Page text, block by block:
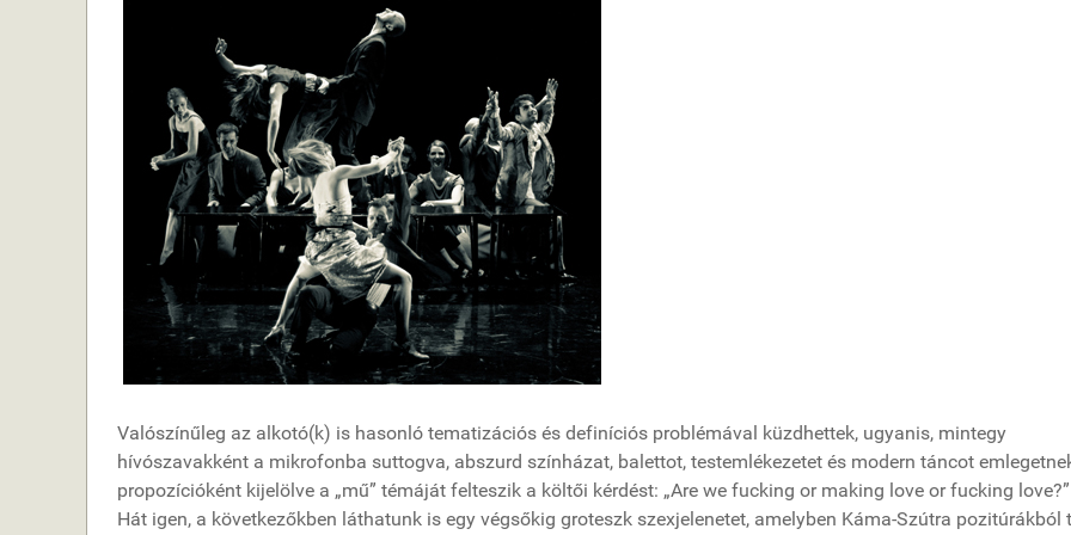
Valószínűleg az alkotó(k) is hasonló tematizációs és definíciós problémával küzdhettek, ugyanis, mintegy
hívószavakként a mikrofonba suttogva, abszurd színházat, balettot, testemlékezetet és modern táncot
propozícióként kijelölve a „mű” témáját felteszik a költői kérdést: „Are we fucking or making love or fucking love?”
Hát igen, a következőkben láthatunk is egy végsőkig groteszk szexjelenetet, amelyben Káma-Szútra pozitúrákból